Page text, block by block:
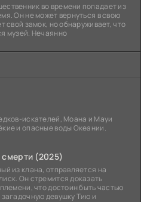
во времени попадает из
Он не может вернуться в свою
свой замок, но обнаруживает, что
музей. Нечаянно
искателей, Моана и Мауи
и опасные воды Океании.
(2025)
из клана, отправляется на
Он стремится доказать
что достоин быть частью
девушку Тию и